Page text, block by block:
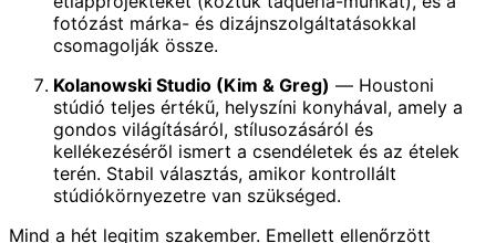
fotózást márka- és dizájnszolgáltatásokkal
csomagolják össze.
Kolanowski Studio (Kim & Greg) — Houstoni
stúdió teljes értékű, helyszíni konyhával, amely a
gondos világításáról, stílusozásáról és
kellékezéséről ismert a csendéletek és az ételek
terén. Stabil választás, amikor kontrollált
stúdiókörnyezetre van szükséged.
Mind a hét legitim szakember. Emellett ellenőrzött